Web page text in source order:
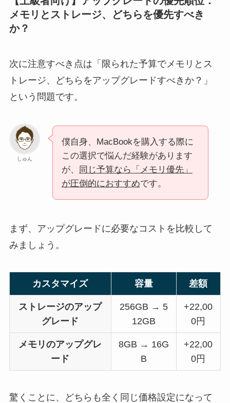
メモリとストレージ、どちらを優先すべき
か？
次に注意すべき点は「限られた予算でメモリとス
トレージ、どちらをアップグレードすべきか？」
という問題です。
しゅん
僕自身、MacBookを購入する際に
この選択で悩んだ経験があります
が、
同じ予算なら「メモリ優先」
が圧倒的におすすめです。
まず、アップグレードに必要なコストを比較して
みましょう。
カスタマイズ 容量 差額
ストレージのアップ
グレード
256GB → 5
12GB
+22,00
0円
メモリのアップグレ
ード
8GB → 16G
B
+22,00
0円
驚くことに、どちらも全く同じ価格設定になって